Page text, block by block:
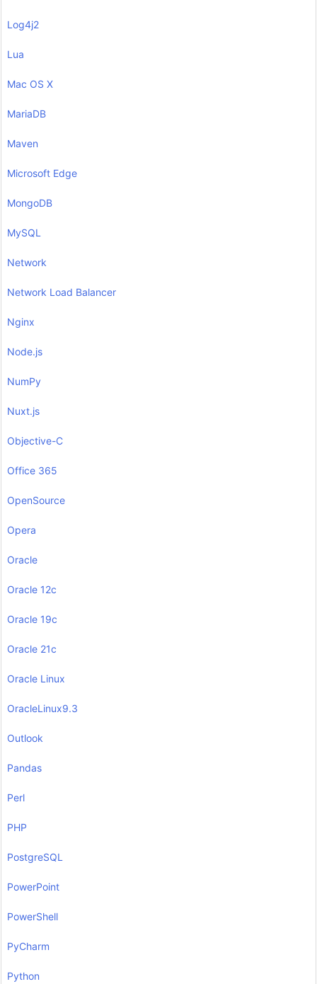
Log4j2
Lua
Mac OS X
MariaDB
Maven
Microsoft Edge
MongoDB
MySQL
Network
Network Load Balancer
Nginx
Node.js
NumPy
Nuxt.js
Objective-C
Office 365
OpenSource
Opera
Oracle
Oracle 12c
Oracle 19c
Oracle 21c
Oracle Linux
OracleLinux9.3
Outlook
Pandas
Perl
PHP
PostgreSQL
PowerPoint
PowerShell
PyCharm
Python